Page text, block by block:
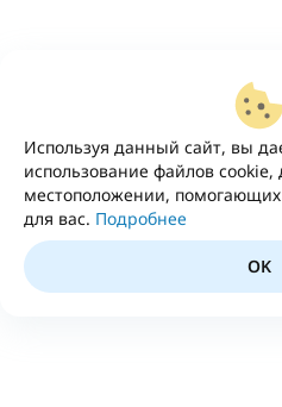
Используя данный сайт, вы
использование файлов
местоположении, помогающих
для вас. Подробнее
OK